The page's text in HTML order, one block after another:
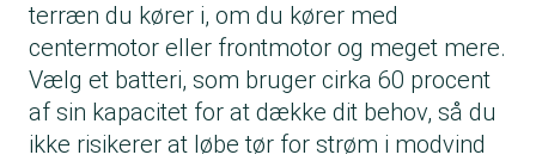
terræn du kører i, om du kører med
centermotor eller frontmotor og meget mere.
Vælg et batteri, som bruger cirka 60 procent
af sin kapacitet for at dække dit behov, så du
ikke risikerer at løbe tør for strøm i modvind